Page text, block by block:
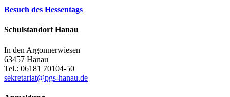
Besuch des Hessentags
Schulstandort Hanau
In den Argonnerwiesen
63457 Hanau
Tel.: 06181 70104-50
sekretariat@pgs-hanau.de